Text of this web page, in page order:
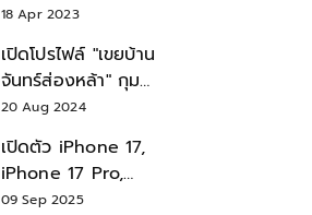
สมบัติแห่งชาติ หลังมี
18 Apr 2023
เปิดโปรไฟล์ "เขยบ้าน
จันทร์ส่องหล้า" กุม
บังเหียนธุรกิจตระกูล
"ชินวัตร"
20 Aug 2024
เปิดตัว iPhone 17,
iPhone 17 Pro,
iPhone 17 Air สเปค
09 Sep 2025